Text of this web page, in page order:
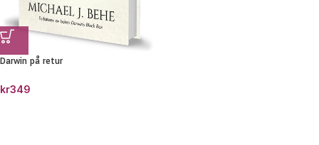
Darwin på retur
kr349